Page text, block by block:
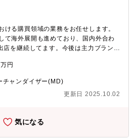
デアを実現することができます。同社
は新商品の開発から既存商品の改良ま
ます。■食品科学の知識: 食品の成分、
関する基本的な知識が必要です。■製造
造プロセスや原材料の選定に関する理解
ち、消費者のニーズを理解し、それに
商品を開発できる能力が重要です。ま
とも重要です。
ける購買領域の業務をお任せします。
て海外展開も進めており、国内外合わ
を継続してます。今後は主力ブランド
、海外事業の拡大（中国・ASEAN・米
えており、長期的には「業態開発型リ
実現を目指しています。こうした背景
ける業務は増加することが想定されて
定、価格交渉、在庫管理等を担ってい
円
チャンダイザー(MD)
更新日 2025.10.02
気になる